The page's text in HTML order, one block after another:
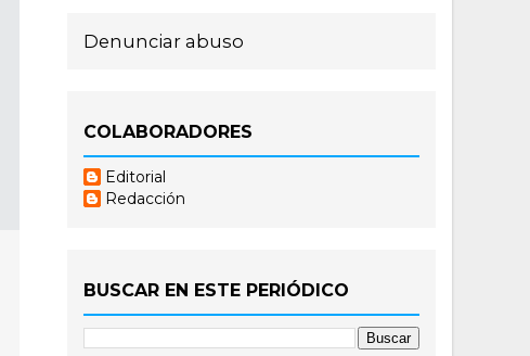
Denunciar abuso
COLABORADORES
Editorial
Redacción
BUSCAR EN ESTE PERIÓDICO